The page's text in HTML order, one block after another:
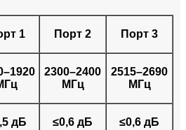
1 Порт 2 Порт 3
2300–2400
МГц
2515–2690
МГц
дБ ≤0,6 дБ ≤0,6 дБ